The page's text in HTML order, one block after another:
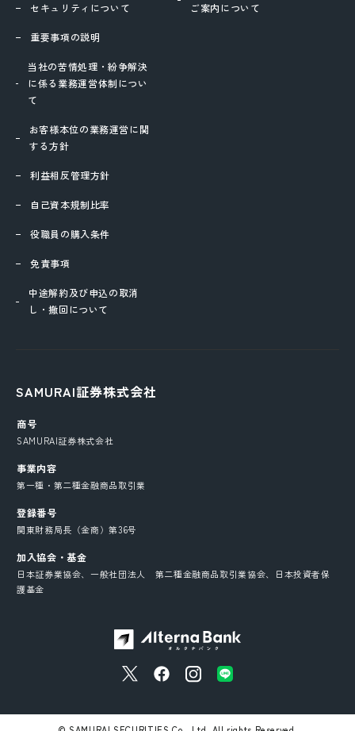
ご案内について
セキュリティについて
重要事項の説明
当社の苦情処理・紛争解決
に係る業務運営体制につい
て
お客様本位の業務運営に関
する方針
利益相反管理方針
自己資本規制比率
役職員の購入条件
免責事項
中途解約及び申込の取消
し・撤回について
SAMURAI証券株式会社
商号
SAMURAI証券株式会社
事業内容
第一種・第二種金融商品取引業
登録番号
関東財務局長（金商）第36号
加入協会・基金
日本証券業協会、一般社団法人 第二種金融商品取引業協会、日本投資者保
護基金